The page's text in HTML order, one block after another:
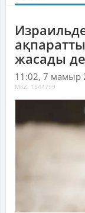
жасады
11:02, 7 мамыр
MKZ: 1544799